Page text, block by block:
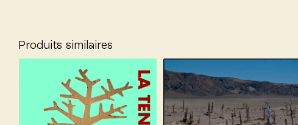
Produits similaires